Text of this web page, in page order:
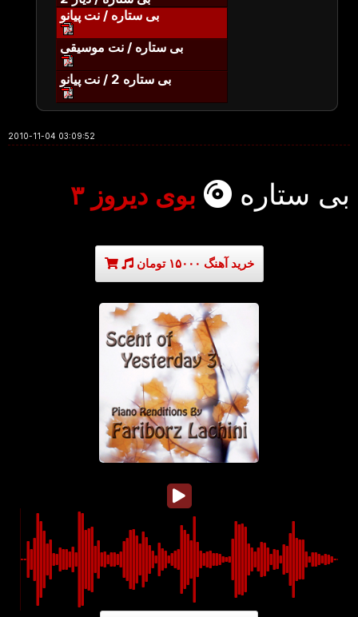
بی ستاره / نت پیانو
بی ستاره / نت موسیقی
بی ستاره 2 / نت پیانو
2010-11-04 03:09:52
بی ستاره بوی دیروز ۳
خرید آهنگ ۱۵۰۰۰ تومان